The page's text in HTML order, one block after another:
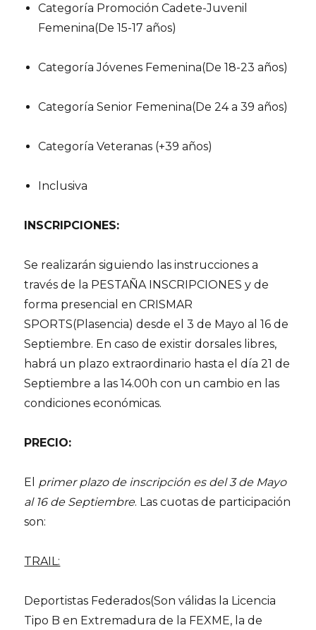
Categoría Promoción Cadete-Juvenil
Femenina(De 15-17 años)
Categoría Jóvenes Femenina(De 18-23 años)
Categoría Senior Femenina(De 24 a 39 años)
Categoría Veteranas (+39 años)
Inclusiva
INSCRIPCIONES:
Se realizarán siguiendo las instrucciones a
través de la PESTAÑA INSCRIPCIONES y de
forma presencial en CRISMAR
SPORTS(Plasencia) desde el 3 de Mayo al 16 de
Septiembre. En caso de existir dorsales libres,
habrá un plazo extraordinario hasta el día 21 de
Septiembre a las 14.00h con un cambio en las
condiciones económicas.
PRECIO:
El primer plazo de inscripción es del 3 de Mayo
al 16 de Septiembre. Las cuotas de participación
son:
TRAIL:
Deportistas Federados(Son válidas la Licencia
Tipo B en Extremadura de la FEXME, la de